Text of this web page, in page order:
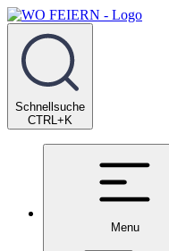
Schnellsuche
CTRL+K
Menu